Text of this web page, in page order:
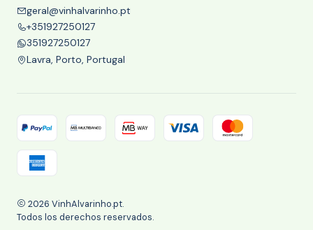
geral@vinhalvarinho.pt
+351927250127
351927250127
Lavra, Porto, Portugal
2026 VinhAlvarinho.pt.
Todos los derechos reservados.